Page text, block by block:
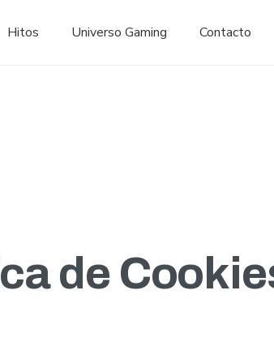
Hitos Universo Gaming Contacto
de